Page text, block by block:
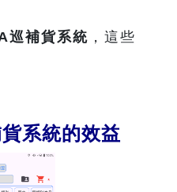
巡補貨系統 ，這些
系統的效益